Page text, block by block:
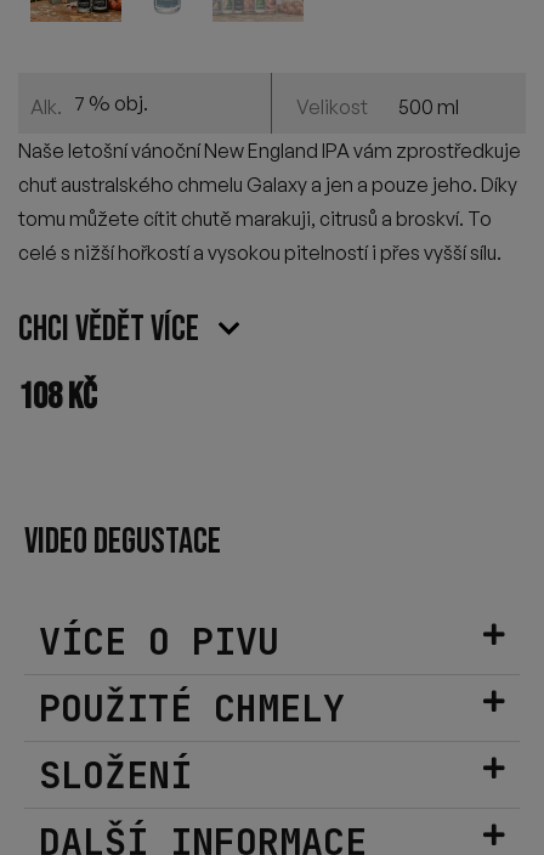
Alk. 7 % obj. Velikost
500 ml
Naše letošní vánoční New England IPA vám zprostředkuje
chuť australského chmelu Galaxy a jen a pouze jeho. Díky
tomu můžete cítit chutě marakuji, citrusů a broskví. To
celé s nižší hořkostí a vysokou pitelností i přes vyšší sílu.
Chci vědět více
108Kč
VÍCE O PIVU
POUŽITÉ CHMELY
SLOŽENÍ
DALŠÍ INFORMACE
VIDEO DEGUSTACE